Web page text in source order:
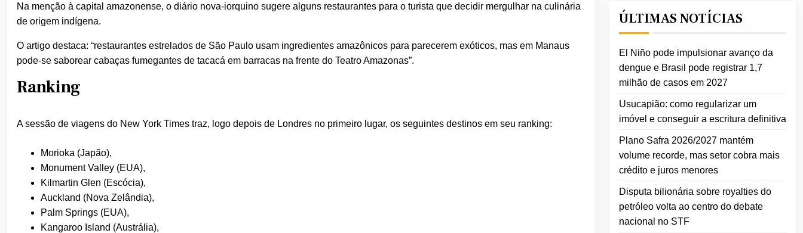
Na menção à capital amazonense, o diário nova-iorquino sugere alguns restaurantes para o turista que decidir mergulhar na culinária
de origem indígena.
O artigo destaca: “restaurantes estrelados de São Paulo usam ingredientes amazônicos para parecerem exóticos, mas em Manaus
pode-se saborear cabaças fumegantes de tacacá em barracas na frente do Teatro Amazonas”.
Ranking
A sessão de viagens do New York Times traz, logo depois de Londres no primeiro lugar, os seguintes destinos em seu ranking:
Morioka (Japão),
Monument Valley (EUA),
Kilmartin Glen (Escócia),
Auckland (Nova Zelândia),
Palm Springs (EUA),
Kangaroo Island (Austrália),
ÚLTIMAS NOTÍCIAS
El Niño pode impulsionar avanço da
dengue e Brasil pode registrar 1,7
milhão de casos em 2027
Usucapião: como regularizar um
imóvel e conseguir a escritura definitiva
Plano Safra 2026/2027 mantém
volume recorde, mas setor cobra mais
crédito e juros menores
Disputa bilionária sobre royalties do
petróleo volta ao centro do debate
nacional no STF